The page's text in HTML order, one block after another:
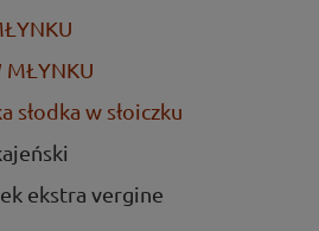
MŁYNKU
słodka w słoiczku
ekstra vergine